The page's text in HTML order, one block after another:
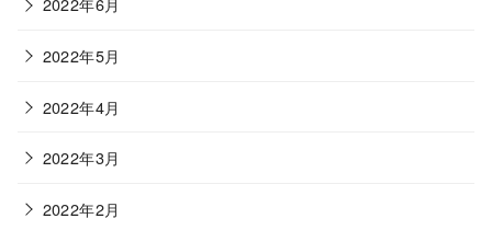
2022年5月
2022年4月
2022年3月
2022年2月